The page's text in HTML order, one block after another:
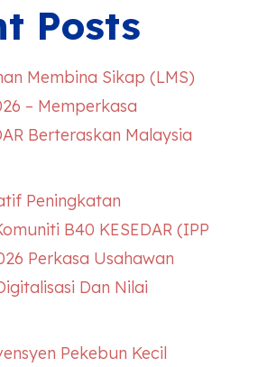
Posts
Membina Sikap (LMS)
– Memperkasa
Berteraskan Malaysia
Peningkatan
B40 KESEDAR(IPP
Perkasa Usahawan
Dan Nilai
Pekebun Kecil